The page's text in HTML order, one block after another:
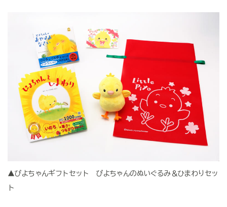
▲ぴよちゃんギフトセット ぴよちゃんのぬいぐるみ＆ひまわりセッ
ト